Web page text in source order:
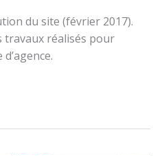
du site (février 2017).
travaux réalisés pour